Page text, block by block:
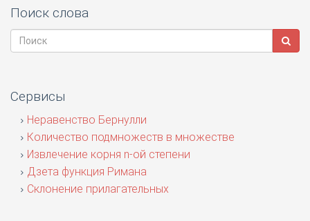
Поиск слова
Сервисы
Неравенство Бернулли
Количество подмножеств в множестве
Извлечение корня n-ой степени
Дзета функция Римана
Склонение прилагательных